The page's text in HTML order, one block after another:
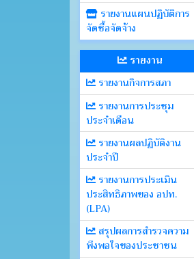
รายงานแผนปฏิบัติการ
จัดซื้อจัดจ้าง
รายงาน
รายงานกิจการสภา
รายงานการประชุม
ประจำเดือน
รายงานผลปฏิบัติงาน
ประจำปี
รายงานการประเมิน
ประสิทธิภาพของ อปท.
(LPA)
สรุปผลการสำรวจความ
พึงพอใจของประชาชน